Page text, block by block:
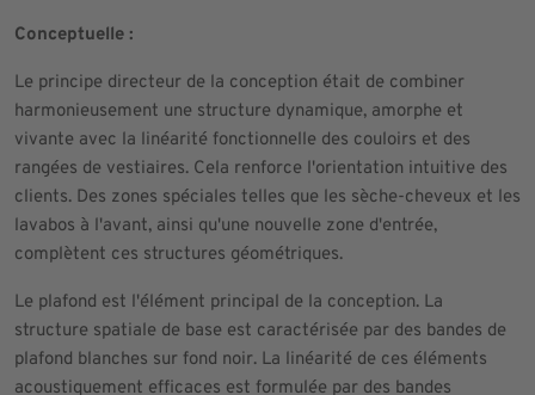
Conceptuelle :
Le principe directeur de la conception était de combiner
harmonieusement une structure dynamique, amorphe et
vivante avec la linéarité fonctionnelle des couloirs et des
rangées de vestiaires. Cela renforce l'orientation intuitive des
clients. Des zones spéciales telles que les sèche-cheveux et les
lavabos à l'avant, ainsi qu'une nouvelle zone d'entrée,
complètent ces structures géométriques.
Le plafond est l'élément principal de la conception. La
structure spatiale de base est caractérisée par des bandes de
plafond blanches sur fond noir. La linéarité de ces éléments
acoustiquement efficaces est formulée par des bandes